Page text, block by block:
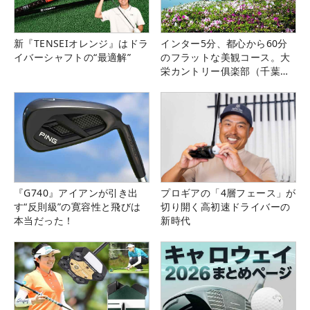
新『TENSEIオレンジ』はドラ
イバーシャフトの“最適解”
インター5分、都心から60分
のフラットな美観コース。大
栄カントリー俱楽部（千葉
『G740』アイアンが引き出
す“反則級”の寛容性と飛びは
本当だった！
プロギアの「4層フェース」が
切り開く高初速ドライバーの
新時代